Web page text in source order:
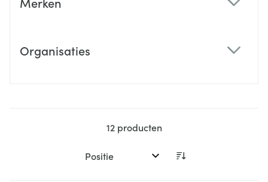
Organisaties
12producten
Sorteer op: